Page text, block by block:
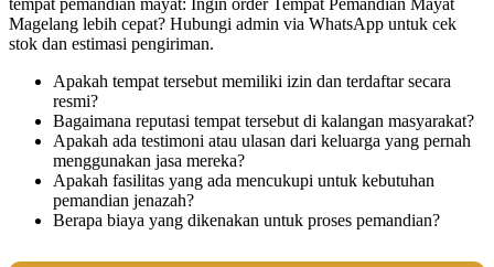
tempat pemandian mayat: Ingin order Tempat Pemandian Mayat
Magelang lebih cepat? Hubungi admin via WhatsApp untuk cek
stok dan estimasi pengiriman.
Apakah tempat tersebut memiliki izin dan terdaftar secara
resmi?
Bagaimana reputasi tempat tersebut di kalangan masyarakat?
Apakah ada testimoni atau ulasan dari keluarga yang pernah
menggunakan jasa mereka?
Apakah fasilitas yang ada mencukupi untuk kebutuhan
pemandian jenazah?
Berapa biaya yang dikenakan untuk proses pemandian?